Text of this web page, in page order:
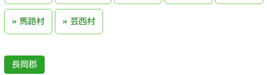
馬路村 芸西村
長岡郡